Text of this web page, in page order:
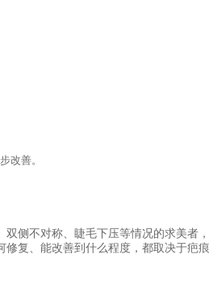
改善。
双侧不对称、睫毛下压等情况的求美者
复、能改善到什么程度，都取决于疤